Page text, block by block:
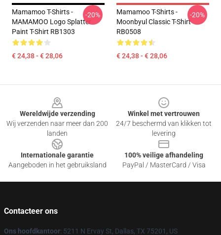
Mamamoo T-Shirts -
MAMAMOO Logo Splatter
Paint T-Shirt RB1303
€ 24,38 - € 28,06
-20%
Mamamoo T-Shirts -
Moonbyul Classic T-Shirt
RB0508
€ 24,38 - € 28,06
-20%
Wereldwijde verzending
Wij verzenden naar meer dan 200
landen
Winkel met vertrouwen
24/7 beschermd van klikken tot
levering
Internationale garantie
Aangeboden in het gebruiksland
100% veilige afhandeling
PayPal / MasterCard / Visa
Contacteer ons
Ons hoofdkantoor: 5211 N Ervay St, Dallas, TX 75201, US